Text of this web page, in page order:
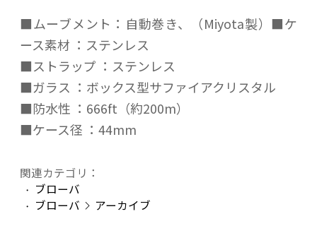
■ムーブメント：自動巻き、（Miyota製）■ケ
ース素材 ：ステンレス
■ストラップ ：ステンレス
■ガラス ：ボックス型サファイアクリスタル
■防水性 ：666ft（約200m）
■ケース径 ：44mm
関連カテゴリ：
ブローバ
ブローバ
アーカイブ